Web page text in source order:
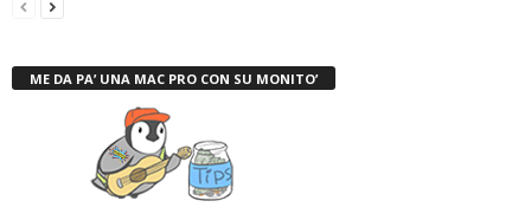
ME DA PA’ UNA MAC PRO CON SU MONITO’